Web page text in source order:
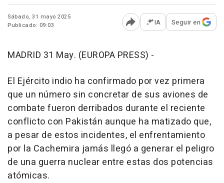
Sábado, 31 mayo 2025
Publicado: 09:03
Abrir opciones para
IA Seguir en
MADRID 31 May. (EUROPA PRESS) -
El Ejército indio ha confirmado por vez primera
que un número sin concretar de sus aviones de
combate fueron derribados durante el reciente
conflicto con Pakistán aunque ha matizado que,
a pesar de estos incidentes, el enfrentamiento
por la Cachemira jamás llegó a generar el peligro
de una guerra nuclear entre estas dos potencias
atómicas.